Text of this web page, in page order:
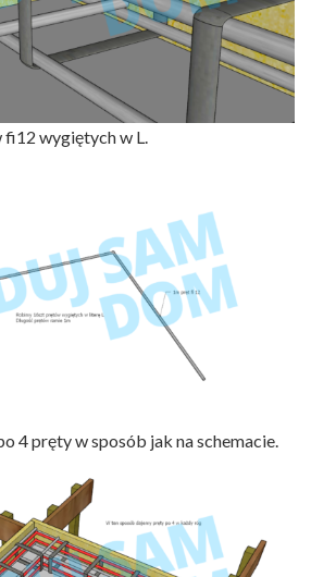
wygiętych w L.
4 pręty w sposób jak na schemacie.